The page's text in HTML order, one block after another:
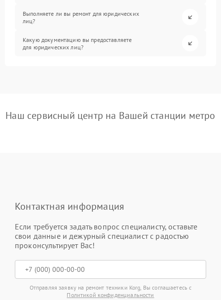
Выполняете ли вы ремонт для юридических
лиц?
Какую документацию вы предоставляете
для юридических лиц?
Наш сервисный центр на Вашей станции метро
Контактная информация
Если требуется задать вопрос специалисту, оставьте
свои данные и дежурный специалист с радостью
проконсультирует Вас!
Отправляя заявку на ремонт техники Korg, Вы соглашаетесь с
Политикой конфиденциальности